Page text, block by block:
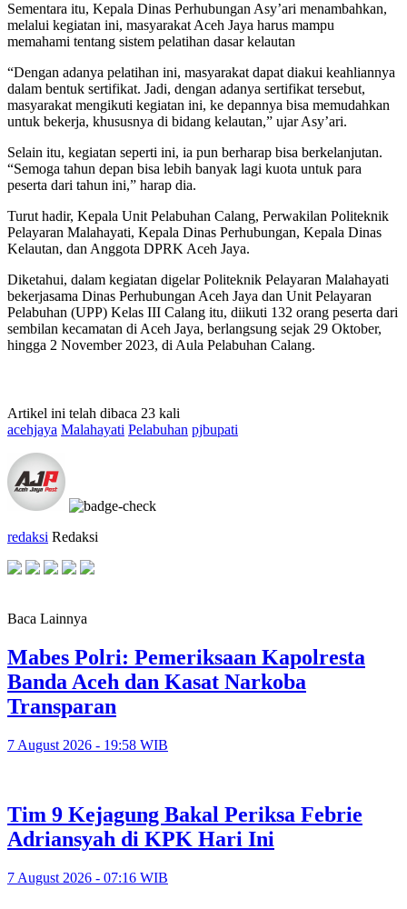
Sementara itu, Kepala Dinas Perhubungan Asy’ari menambahkan,
melalui kegiatan ini, masyarakat Aceh Jaya harus mampu
memahami tentang sistem pelatihan dasar kelautan
“Dengan adanya pelatihan ini, masyarakat dapat diakui keahliannya
dalam bentuk sertifikat. Jadi, dengan adanya sertifikat tersebut,
masyarakat mengikuti kegiatan ini, ke depannya bisa memudahkan
untuk bekerja, khususnya di bidang kelautan,” ujar Asy’ari.
Selain itu, kegiatan seperti ini, ia pun berharap bisa berkelanjutan.
“Semoga tahun depan bisa lebih banyak lagi kuota untuk para
peserta dari tahun ini,” harap dia.
Turut hadir, Kepala Unit Pelabuhan Calang, Perwakilan Politeknik
Pelayaran Malahayati, Kepala Dinas Perhubungan, Kepala Dinas
Kelautan, dan Anggota DPRK Aceh Jaya.
Diketahui, dalam kegiatan digelar Politeknik Pelayaran Malahayati
bekerjasama Dinas Perhubungan Aceh Jaya dan Unit Pelayaran
Pelabuhan (UPP) Kelas III Calang itu, diikuti 132 orang peserta dari
sembilan kecamatan di Aceh Jaya, berlangsung sejak 29 Oktober,
hingga 2 November 2023, di Aula Pelabuhan Calang.
Artikel ini telah dibaca 23 kali
acehjaya Malahayati Pelabuhan pjbupati
redaksi Redaksi
Baca Lainnya
Mabes Polri: Pemeriksaan Kapolresta
Banda Aceh dan Kasat Narkoba
Transparan
7 August 2026 - 19:58 WIB
Tim 9 Kejagung Bakal Periksa Febrie
Adriansyah di KPK Hari Ini
7 August 2026 - 07:16 WIB